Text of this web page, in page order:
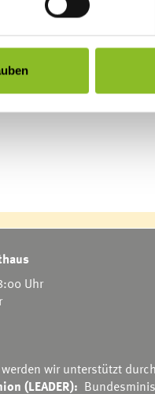
Nach dem Essen
haben. Zur guten
& Robert“, welche
eine ausgelassene
Uhr
wir unterstützt
(LEADER):